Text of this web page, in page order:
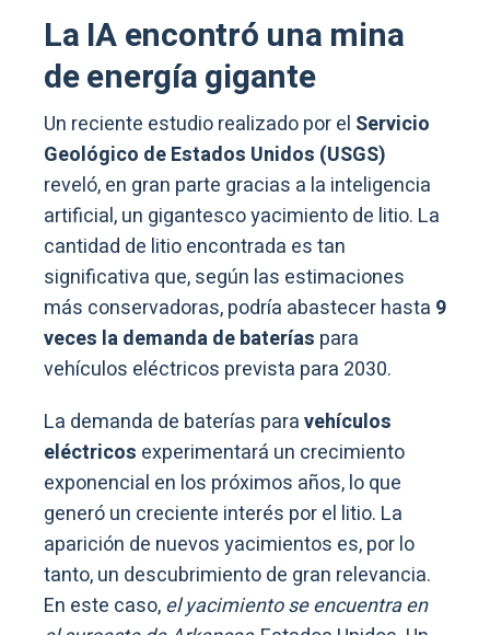
La IA encontró una mina
de energía gigante
Un reciente estudio realizado por el Servicio
Geológico de Estados Unidos (USGS)
reveló, en gran parte gracias a la inteligencia
artificial, un gigantesco yacimiento de litio. La
cantidad de litio encontrada es tan
significativa que, según las estimaciones
más conservadoras, podría abastecer hasta 9
veces la demanda de baterías para
vehículos eléctricos prevista para 2030.
La demanda de baterías paravehículos
eléctricos experimentará un crecimiento
exponencial en los próximos años, lo que
generó un creciente interés por el litio. La
aparición de nuevos yacimientos es, por lo
tanto, un descubrimiento de gran relevancia.
En este caso,el yacimiento se encuentra en